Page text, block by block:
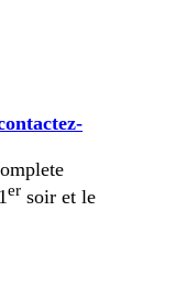
er soir et le